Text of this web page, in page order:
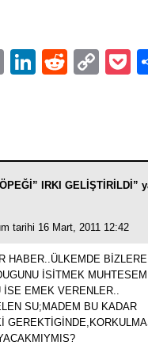
EmailLinkedIn
Reddit
IRKI GELİŞTİRİLDİ”
tarihi 16 Mart, 2011 12:42
HABER..ÜLKEMDE
İSİTMEK
EMEK VERENLER..
SU;MADEM BU KADAR